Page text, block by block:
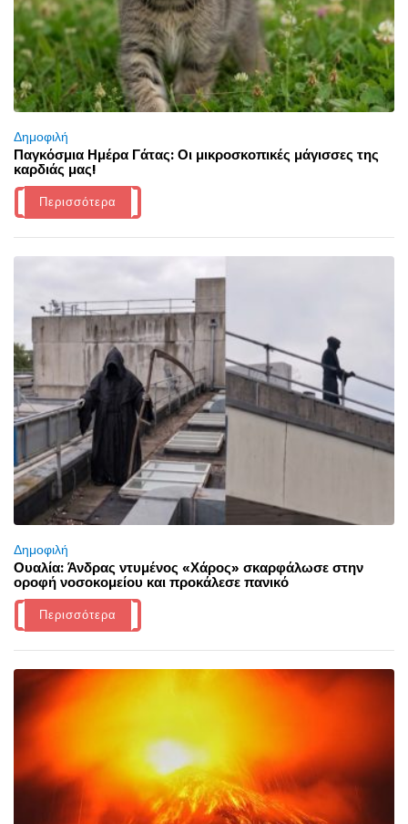
Δημοφιλή
Παγκόσμια Ημέρα Γάτας: Οι μικροσκοπικές μάγισσες της
καρδιάς μας!
Περισσότερα
Δημοφιλή
Ουαλία: Άνδρας ντυμένος «Χάρος» σκαρφάλωσε στην
οροφή νοσοκομείου και προκάλεσε πανικό
Περισσότερα